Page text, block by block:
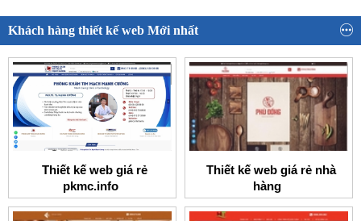
Khách hàng thiết kế web Mới nhất
Thiết kế web giá rẻ
pkmc.info
Thiết kế web giá rẻ nhà
hàng